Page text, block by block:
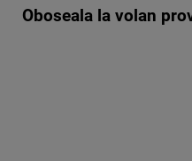
Oboseala la volan